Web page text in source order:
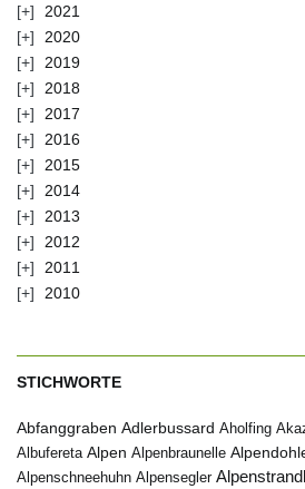
2021
2020
2019
2018
2017
2016
2015
2014
2013
2012
2011
2010
STICHWORTE
Abfanggraben Adlerbussard Aholfing
Albufereta Alpen Alpenbraunelle
Alpenschneehuhn Alpensegler